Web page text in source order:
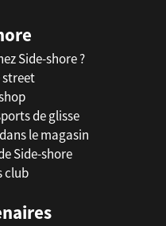
Side-shore ?
street
de glisse
le magasin
Side-shore
club